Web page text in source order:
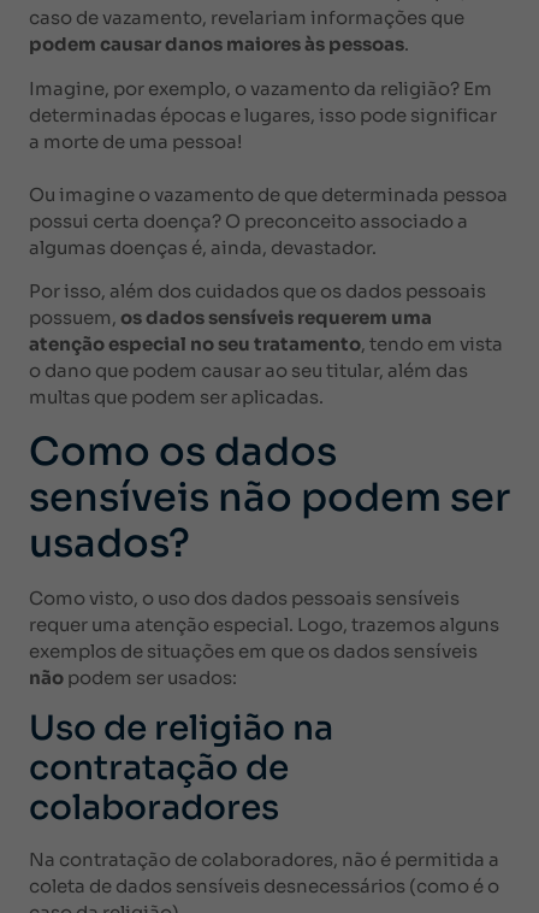
caso de vazamento, revelariam informações que
podem causar danos maiores às pessoas.
Imagine, por exemplo, o vazamento da religião? Em
determinadas épocas e lugares, isso pode significar
a morte de uma pessoa!
Ou imagine o vazamento de que determinada pessoa
possui certa doença? O preconceito associado a
algumas doenças é, ainda, devastador.
Por isso, além dos cuidados que os dados pessoais
possuem, os dados sensíveis requerem uma
atenção especial no seu tratamento, tendo em vista
o dano que podem causar ao seu titular, além das
multas que podem ser aplicadas.
Como os dados
sensíveis não podem ser
usados?
Como visto, o uso dos dados pessoais sensíveis
requer uma atenção especial. Logo, trazemos alguns
exemplos de situações em que os dados sensíveis
não podem ser usados:
Uso de religião na
contratação de
colaboradores
Na contratação de colaboradores, não é permitida a
coleta de dados sensíveis desnecessários (como é o